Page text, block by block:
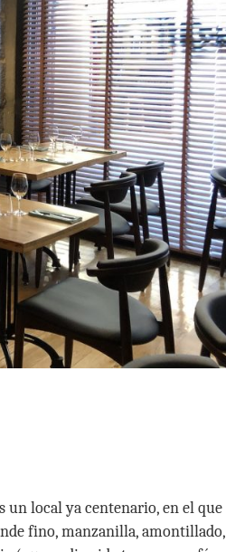
un local ya centenario, en el que
fino, manzanilla, amontillado,